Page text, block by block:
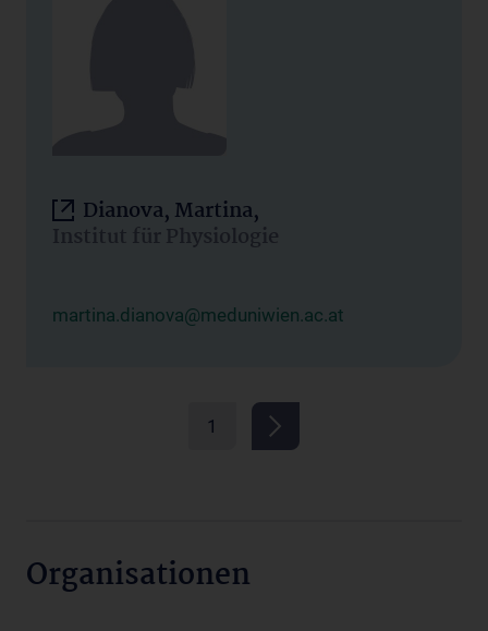
Dianova, Martina,
Institut für Physiologie
martina.dianova@meduniwien.ac.at
1
Organisationen